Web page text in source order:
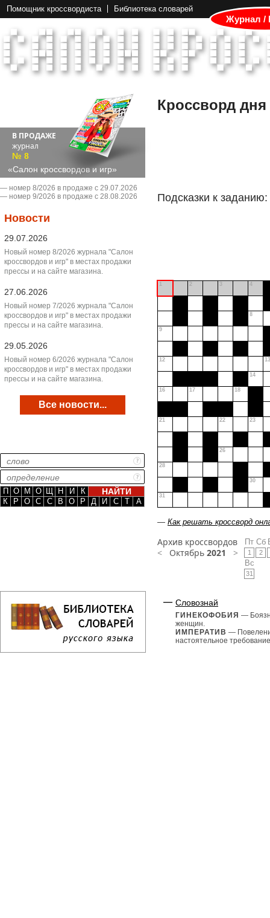
Помощник кроссвордиста Библиотека словарей
Журнал /
В ПРОДАЖЕ
журнал
№ 8
«Салон кроссвордов и игр»
― номер 8/2026 в продаже с 29.07.2026
― номер 9/2026 в продаже с 28.08.2026
Новости
29.07.2026
Новый номер 8/2026 журнала "Салон
кроссвордов и игр" в местах продажи
прессы и на сайте магазина.
27.06.2026
Новый номер 7/2026 журнала "Салон
кроссвордов и игр" в местах продажи
прессы и на сайте магазина.
29.05.2026
Новый номер 6/2026 журнала "Салон
кроссвордов и игр" в местах продажи
прессы и на сайте магазина.
Все новости...
П О М О Щ Н И
К
К
Р О С С В О Р Д И С Т А
Кроссворд дня
Подсказки к заданию:
1 2 3 4
8
9
12 13
14
16 17 18
21 22 23
26
28
30
31
— Как решать кроссворд
Архив кроссвордов
< Октябрь 2021 >
Пт
1
Сб
2
Вс
31
Словознай
ГИНЕКОФОБИЯ —
женщин.
ИМПЕРАТИВ —
настоятельное